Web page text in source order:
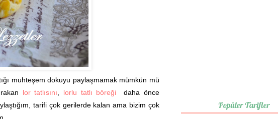
muhteşem dokuyu paylaşmamak mümkün mü
lor tatlısını lorlu tatlı böreği daha önce
tarifi çok gerilerde kalan ama bizim çok
Popüler Tarifler